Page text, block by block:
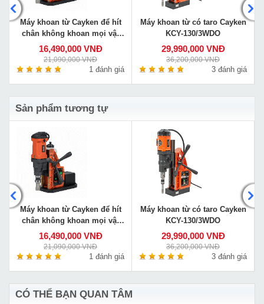
Máy khoan từ Cayken để hít
chân không khoan mọi vật
liệu VS-35E
16,490,000 VNĐ
21,090,000 VNĐ
1 đánh giá
Máy khoan từ có taro Cayken
KCY-130/3WDO
29,990,000 VNĐ
36,200,000 VNĐ
3 đánh giá
Sản phẩm tương tự
Máy khoan từ Cayken để hít
chân không khoan mọi vật
liệu VS-35E
16,490,000 VNĐ
21,090,000 VNĐ
1 đánh giá
Máy khoan từ có taro Cayken
KCY-130/3WDO
29,990,000 VNĐ
36,200,000 VNĐ
3 đánh giá
CÓ THỂ BẠN QUAN TÂM